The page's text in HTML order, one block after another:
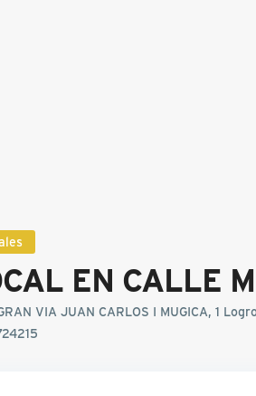
EN CALLE
VIA JUAN CARLOS I MUGICA, 1